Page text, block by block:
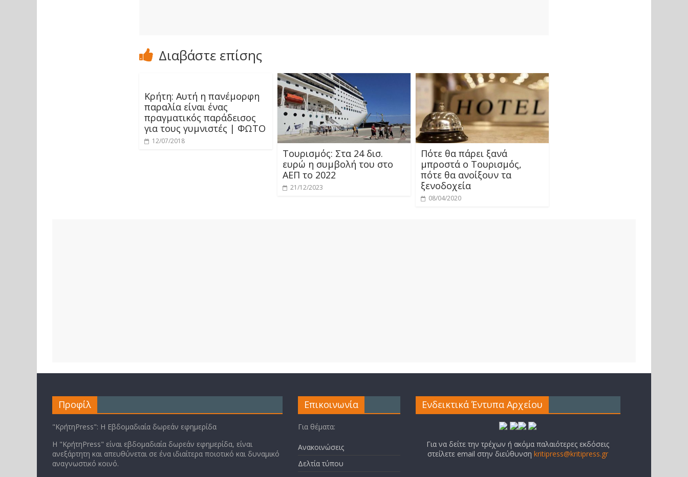
Διαβάστε επίσης
Κρήτη: Αυτή η πανέμορφη
παραλία είναι ένας
πραγματικός παράδεισος
για τους γυμνιστές | ΦΩΤΟ
12/07/2018
Τουρισμός: Στα 24 δισ.
ευρώ η συμβολή του στο
ΑΕΠ το 2022
21/12/2023
Πότε θα πάρει ξανά
μπροστά ο Τουρισμός,
πότε θα ανοίξουν τα
ξενοδοχεία
08/04/2020
Προφίλ
"ΚρήτηPress": Η Εβδομαδιαία δωρεάν εφημερίδα
Η "ΚρήτηPress" είναι εβδομαδιαία δωρεάν εφημερίδα, είναι
ανεξάρτητη και απευθύνεται σε ένα ιδιαίτερα ποιοτικό και δυναμικό
αναγνωστικό κοινό.
Επικοινωνία
Για θέματα:
Ανακοινώσεις
Δελτία τύπου
Ενδεικτικά Έντυπα Αρχείου
Για να δείτε την τρέχων ή ακόμα παλαιότερες εκδόσεις
στείλετε email στην διεύθυνσηkritipress@kritipress.gr